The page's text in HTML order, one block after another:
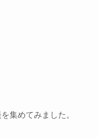
集めてみました。